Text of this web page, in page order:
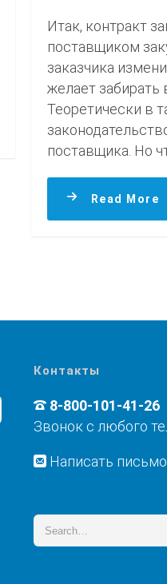
Итак, контракт
поставщиком
заказчика
желает забирать
Теоретически в
поставщика. Но
Read More
Контакты
8-800-101-41-26
Звонок с любого
Написать письмо